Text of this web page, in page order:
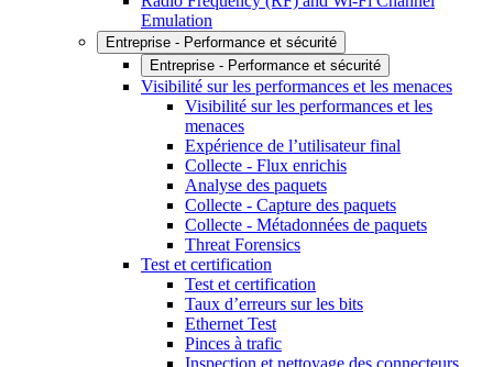
Emulation
Entreprise - Performance et sécurité
Entreprise - Performance et sécurité
Visibilité sur les performances et les menaces
Visibilité sur les performances et les
menaces
Expérience de l’utilisateur final
Collecte - Flux enrichis
Analyse des paquets
Collecte - Capture des paquets
Collecte - Métadonnées de paquets
Threat Forensics
Test et certification
Test et certification
Taux d’erreurs sur les bits
Ethernet Test
Pinces à trafic